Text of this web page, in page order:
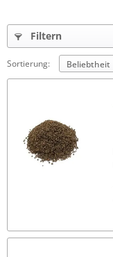
Filtern
Sortierung: